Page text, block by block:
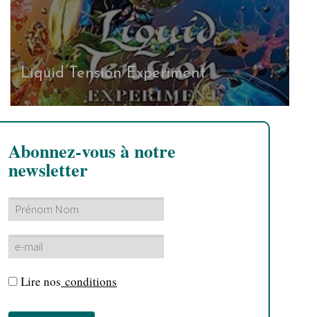
Liquid Tension Experiment
Abonnez-vous à notre
newsletter
Lire nos conditions